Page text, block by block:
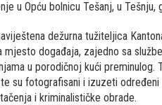
u Opću bolnicu Tešanj, u
dežurna tužiteljica
mjesto događaja, zajedno sa
u porodičnoj kući
su fotografisani i izuzeti
i kriminalističke obrade.